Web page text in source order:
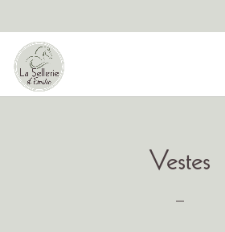
Vestes